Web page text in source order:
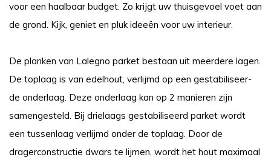
voor een haalbaar budget. Zo krijgt uw thuisgevoel voet aan
de grond. Kijk, geniet en pluk ideeën voor uw interieur.
De planken van Lalegno parket bestaan uit meerdere lagen.
De toplaag is van edelhout, verlijmd op een gestabiliseer-
de onderlaag. Deze onderlaag kan op 2 manieren zijn
samengesteld. Bij drielaags gestabiliseerd parket wordt
een tussenlaag verlijmd onder de toplaag. Door de
dragerconstructie dwars te lijmen, wordt het hout maximaal